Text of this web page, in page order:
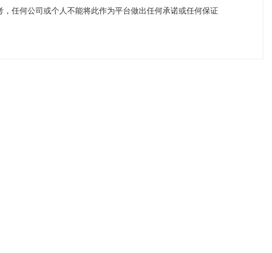
任何公司或个人不能将此作为平台做出任何承诺或任何保证